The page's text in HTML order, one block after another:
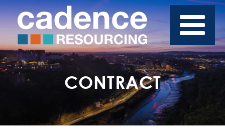
CONTRACT